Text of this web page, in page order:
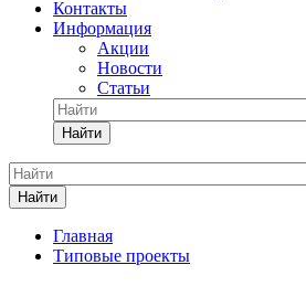
Контакты
Информация
Акции
Новости
Статьи
Найти
Найти
Главная
Типовые проекты